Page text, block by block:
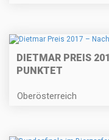
DIETMAR PREIS
PUNKTET
Oberösterreich